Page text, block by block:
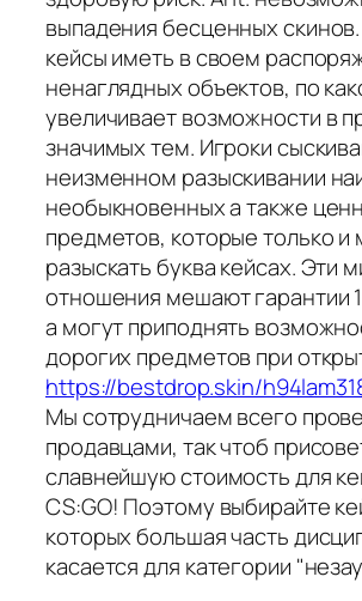
выпадения бесценных
кейсы иметь в своем
ненаглядных объектов, по
увеличивает возможности в
значимых тем. Игроки
неизменном разыскивании
необыкновенных а также
предметов, которые только
разыскать буква кейсах. Эти
отношения мешают гарантии
а могут приподнять
дорогих предметов при
https://bestdrop.skin/
Мы сотрудничаем всего
продавцами, так чтоб
славнейшую стоимость для
CS:GO! Поэтому выбирайте
которых большая часть
касается для категории